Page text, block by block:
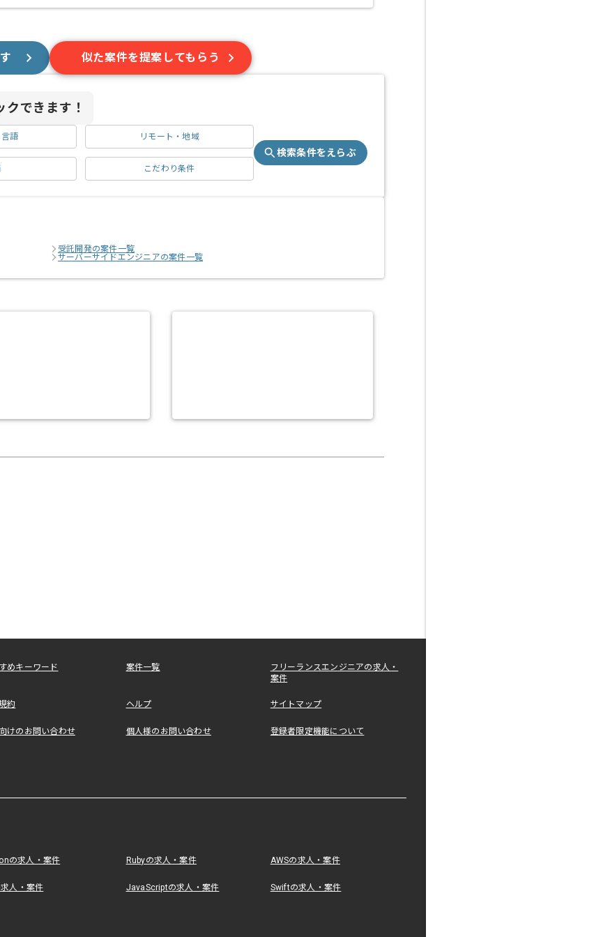
似た案件を提案してもらう
できます！
語 リモート・地域
こだわり条件
検索条件をえらぶ
受託開発の案件一覧
サーバーサイドエンジニアの案件一覧
めキーワード 案件一覧
フリーランスエンジニアの求人・
案件
約 ヘルプ サイトマップ
けのお問い合わせ 個人様のお問い合わせ 登録者限定機能について
の求人・案件 Rubyの求人・案件 AWSの求人・案件
人・案件 JavaScriptの求人・案件 Swiftの求人・案件